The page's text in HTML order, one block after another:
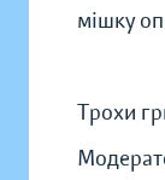
мішку
Трохи